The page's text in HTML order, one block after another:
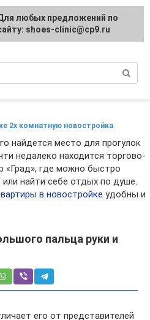
и
2х комнатную новостройка
найдется место для прогулок
недалеко находится торгово-
«Град», где можно быстро
или найти себе отдых по душе.
в новостройке удобны и
пальца руки и
его от представителей
любых предложений по
shoes-clinic@cp9.ru